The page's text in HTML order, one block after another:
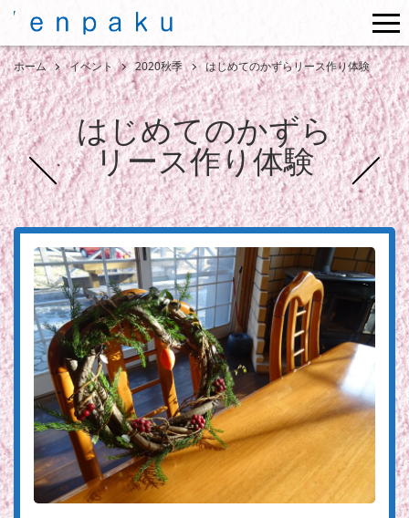
ホーム イベント 2020秋季 はじめてのかずらリース作り体験
はじめてのかずら
リース作り体験